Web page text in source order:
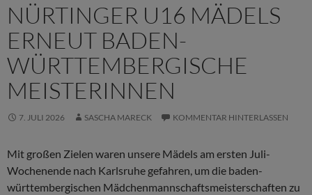
NÜRTINGER U16 MÄDELS
ERNEUT BADEN-
WÜRTTEMBERGISCHE
MEISTERINNEN
7. JULI 2026 SASCHA MARECK KOMMENTAR HINTERLASSEN
Mit großen Zielen waren unsere Mädels am ersten Juli-
Wochenende nach Karlsruhe gefahren, um die baden-
württembergischen Mädchenmannschaftsmeisterschaften zu